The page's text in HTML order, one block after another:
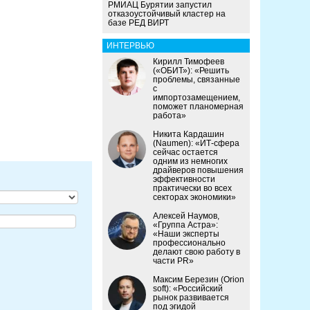
РМИАЦ Бурятии запустил
отказоустойчивый кластер на
базе РЕД ВИРТ
ИНТЕРВЬЮ
Кирилл Тимофеев
(«ОБИТ»): «Решить
проблемы, связанные
с
импортозамещением,
поможет планомерная
работа»
Никита Кардашин
(Naumen): «ИТ-сфера
сейчас остается
одним из немногих
драйверов повышения
эффективности
практически во всех
секторах экономики»
Алексей Наумов,
«Группа Астра»:
«Наши эксперты
профессионально
делают свою работу в
части PR»
Максим Березин (Orion
soft): «Российский
рынок развивается
под эгидой